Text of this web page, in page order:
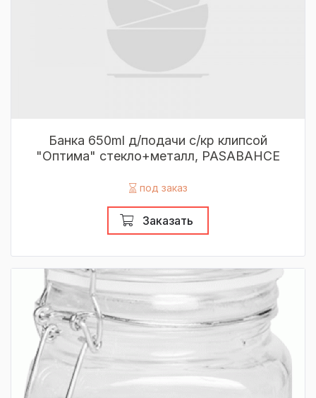
Банка 650ml д/подачи с/кр клипсой
"Оптима" стекло+металл, PASABAHCE
под заказ
Заказать